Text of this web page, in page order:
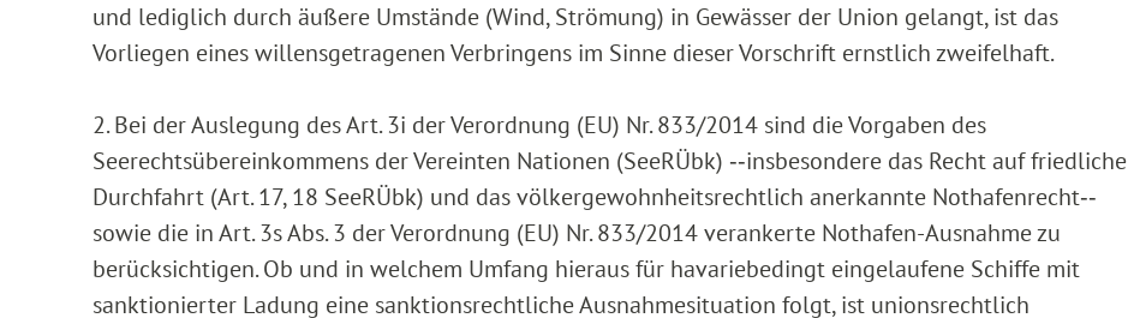
und lediglich durch äußere Umstände (Wind, Strömung) in Gewässer der Union gelangt, ist das
Vorliegen eines willensgetragenen Verbringens im Sinne dieser Vorschrift ernstlich zweifelhaft.
2. Bei der Auslegung des Art. 3i der Verordnung (EU) Nr. 833/2014 sind die Vorgaben des
Seerechtsübereinkommens der Vereinten Nationen (SeeRÜbk) ‑‑insbesondere das Recht auf friedliche
Durchfahrt (Art. 17, 18 SeeRÜbk) und das völkergewohnheitsrechtlich anerkannte Nothafenrecht‑‑
sowie die in Art. 3s Abs. 3 der Verordnung (EU) Nr. 833/2014 verankerte Nothafen-Ausnahme zu
berücksichtigen. Ob und in welchem Umfang hieraus für havariebedingt eingelaufene Schiffe mit
sanktionierter Ladung eine sanktionsrechtliche Ausnahmesituation folgt, ist unionsrechtlich